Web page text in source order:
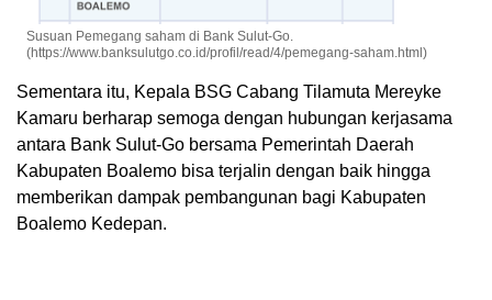
Susuan Pemegang saham di Bank Sulut-Go.
(https://www.banksulutgo.co.id/profil/read/4/pemegang-saham.html)
Sementara itu, Kepala BSG Cabang Tilamuta Mereyke
Kamaru berharap semoga dengan hubungan kerjasama
antara Bank Sulut-Go bersama Pemerintah Daerah
Kabupaten Boalemo bisa terjalin dengan baik hingga
memberikan dampak pembangunan bagi Kabupaten
Boalemo Kedepan.